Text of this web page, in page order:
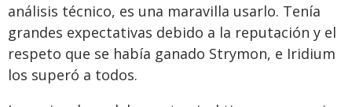
análisis técnico, es una maravilla usarlo. Tenía
grandes expectativas debido a la reputación y el
respeto que se había ganado Strymon, e Iridium
los superó a todos.